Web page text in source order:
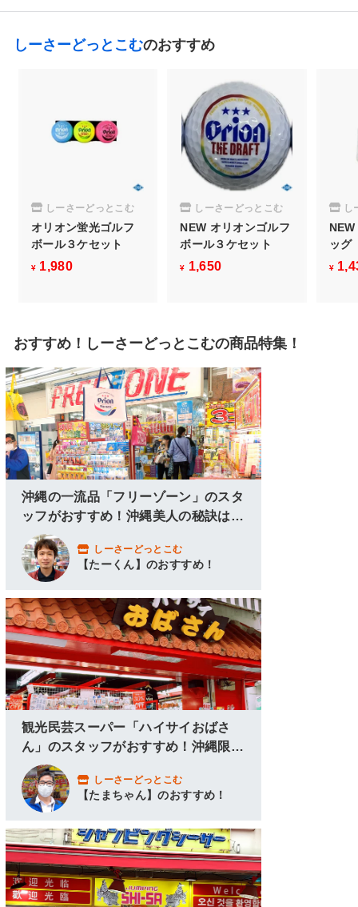
しーさーどっとこむのおすすめ
しーさーどっとこむ
オリオン蛍光ゴルフ
ボール３ケセット
¥ 1,980
8
しーさーどっとこむ
NEW オリオンゴルフ
ボール３ケセット
¥ 1,650
5
し
ッグ
¥
おすすめ！しーさーどっとこむの商品特集！
沖縄の一流品「フリーゾーン」のスタ
ッフがおすすめ！沖縄美人の秘訣はこ
こにあり！
しーさーどっとこむ
【たーくん】のおすすめ！
観光民芸スーパー「ハイサイおばさ
ん」のスタッフがおすすめ！沖縄限定
グッズ＆アロハシャツ！
しーさーどっとこむ
【たまちゃん】のおすすめ！